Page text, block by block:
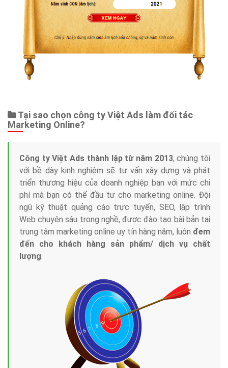
Tại sao chọn công ty Việt Ads làm đối tác
Marketing Online?
Công ty Việt Ads thành lập từ năm 2013, chúng tôi
với bề dày kinh nghiệm sẽ tư vấn xây dựng và phát
triển thương hiệu của doanh nghiệp bạn với mức chi
phí mà bạn có thể đầu tư cho marketing online. Đội
ngũ kỹ thuật quảng cáo trực tuyến, SEO, lập trình
Web chuyên sâu trong nghề, được đào tạo bài bản tại
trung tâm marketing online uy tín hàng năm, luôn đem
đến cho khách hàng sản phẩm/ dịch vụ chất
lượng.